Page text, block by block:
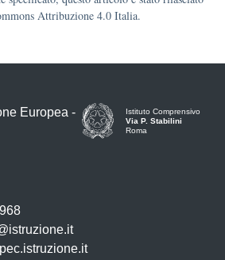
Attribuzione 4.0 Italia.
Istituto Comprensivo
Via P. Stabilini
Roma